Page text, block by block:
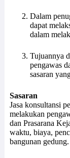
Dalam
dapat
dalam
Tujuannya
pengawas
sasaran
Sasaran
Jasa konsultansi
melakukan
dan Prasarana
waktu, biaya,
bangunan gedung.